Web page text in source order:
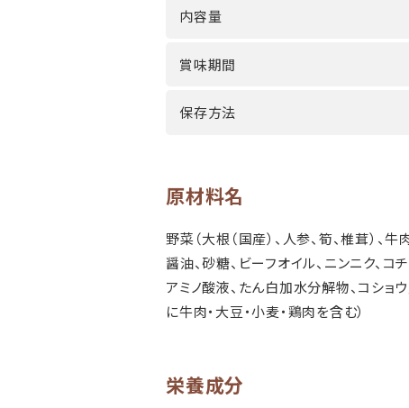
内容量
賞味期間
保存方法
原材料名
野菜（大根（国産）、人参、筍、椎茸）、
醤油、砂糖、ビーフオイル、ニンニク、コ
アミノ酸液、たん白加水分解物、コショ
に牛肉・大豆・小麦・鶏肉を含む）
栄養成分